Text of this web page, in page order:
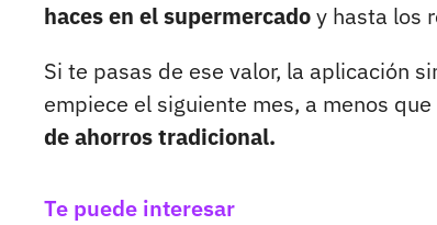
haces en el supermercadoy hasta los
Si te pasas de ese valor, la aplicación
empiece el siguiente mes, a menos
de ahorros tradicional.
Te puede interesar